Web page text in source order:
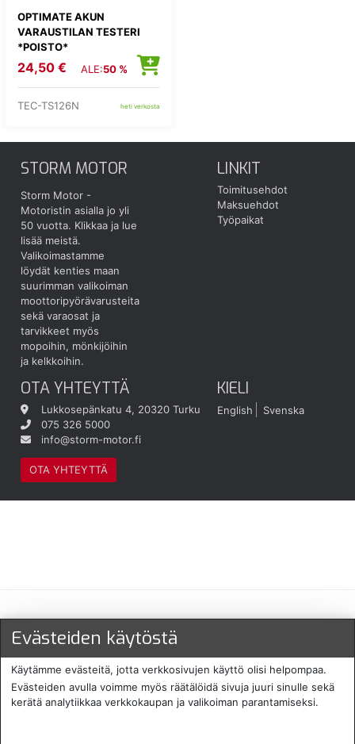
OPTIMATE AKUN
VARAUSTILAN TESTERI
*POISTO*
24,50 € ALE:50 %
TEC-TS126N heti verkosta
STORM MOTOR
Storm Motor -
Motoristin asialla jo yli
50 vuotta. Klikkaa ja lue
lisää meistä.
Valikoimastamme
löydät kenties maan
suurimman valikoiman
moottoripyörävarusteita
sekä varaosat ja
tarvikkeet myös
mopoihin, mönkijöihin
ja kelkkoihin.
LINKIT
Toimitusehdot
Maksuehdot
Työpaikat
OTA YHTEYTTÄ
Lukkosepänkatu 4, 20320 Turku
075 326 5000
info@storm-motor.fi
OTA YHTEYTTÄ
KIELI
English Svenska
Maksu- ja toimitustavat
Evästeiden käytöstä
Käytämme evästeitä, jotta verkkosivujen käyttö olisi helpompaa.
Evästeiden avulla voimme myös räätälöidä sivuja juuri sinulle sekä
kerätä analytiikkaa verkkokaupan ja valikoiman parantamiseksi.